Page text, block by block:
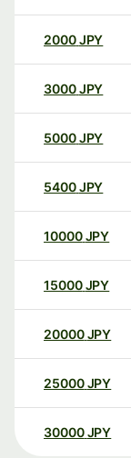
2000JPY
3000JPY
5000JPY
5400JPY
10000 JPY
15000 JPY
20000 JPY
25000 JPY
30000 JPY